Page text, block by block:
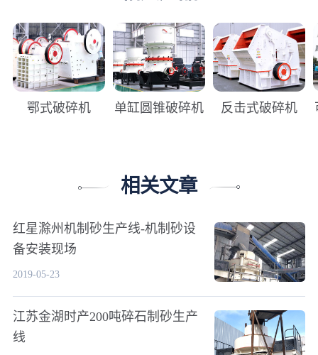
鄂式破碎机 单缸圆锥破碎机 反击式破碎机
相关文章
红星滁州机制砂生产线-机制砂设
备安装现场
2019-05-23
江苏金湖时产200吨碎石制砂生产
线